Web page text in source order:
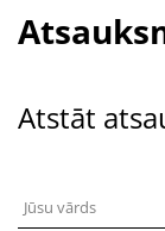
Atstāt
Jūsu vārds